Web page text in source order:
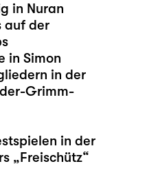
in Nuran
auf der
in Simon
in der
Grimm-
in der
„Freischütz“